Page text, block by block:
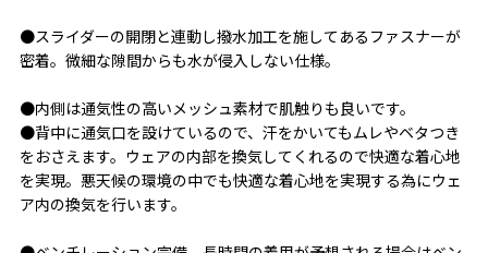
●スライダーの開閉と連動し撥水加工を施してあるファスナーが
密着。微細な隙間からも水が侵入しない仕様。
●内側は通気性の高いメッシュ素材で肌触りも良いです。
●背中に通気口を設けているので、汗をかいてもムレやベタつき
をおさえます。ウェアの内部を換気してくれるので快適な着心地
を実現。悪天候の環境の中でも快適な着心地を実現する為にウェ
ア内の換気を行います。